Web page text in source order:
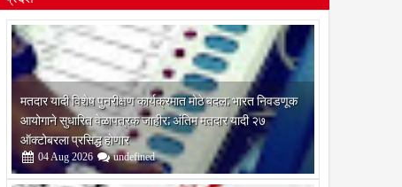
मतदार यादी विशेष पुनरीक्षण कार्यक्रमात मोठे बदल; भारत निवडणूक
आयोगाने सुधारित वेळापत्रक जाहीर; अंतिम मतदार यादी २७
ऑक्टोबरला प्रसिद्ध होणार
04 Aug 2026 undefined